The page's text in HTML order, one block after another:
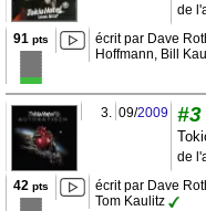
de
91 pts
écrit par Dave
Hoffmann, Bill
3. 09/2009 #3
de
42 pts
écrit par Dave
Tom Kaulitz